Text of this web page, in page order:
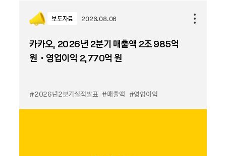
보도자료 2026.08.06
카카오, 2026년 2분기 매출액 2조 985억
원・영업이익 2,770억 원
#2026년2분기실적발표 #매출액 #영업이익